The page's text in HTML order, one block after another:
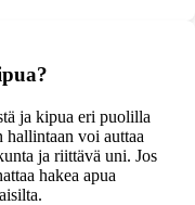
ja kipua eri puolilla
hallintaan voi auttaa
ja riittävä uni. Jos
hakea apua